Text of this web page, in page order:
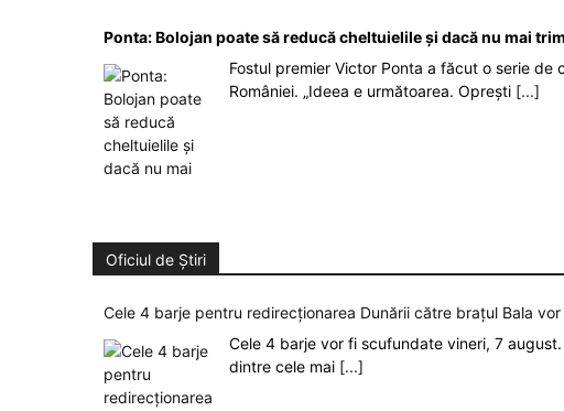
Ponta: Bolojan poate să reducă cheltuielile şi dacă nu mai
Fostul premier Victor Ponta a făcut o serie
României. „Ideea e următoarea. Oprești [...]
Oficiul de Știri
Cele 4 barje pentru redirecționarea Dunării către brațul Bala
Cele 4 barje vor fi scufundate vineri, 7
dintre cele mai [...]